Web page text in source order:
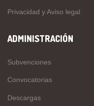
Privacidad y Aviso legal
ADMINISTRACIÓN
Subvenciones
Convocatorias
Descargas